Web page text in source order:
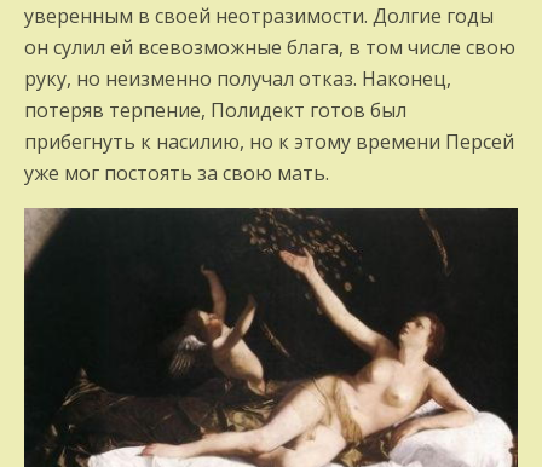
уверенным в своей неотразимости. Долгие годы
он сулил ей всевозможные блага, в том числе свою
руку, но неизменно получал отказ. Наконец,
потеряв терпение, Полидект готов был
прибегнуть к насилию, но к этому времени Персей
уже мог постоять за свою мать.